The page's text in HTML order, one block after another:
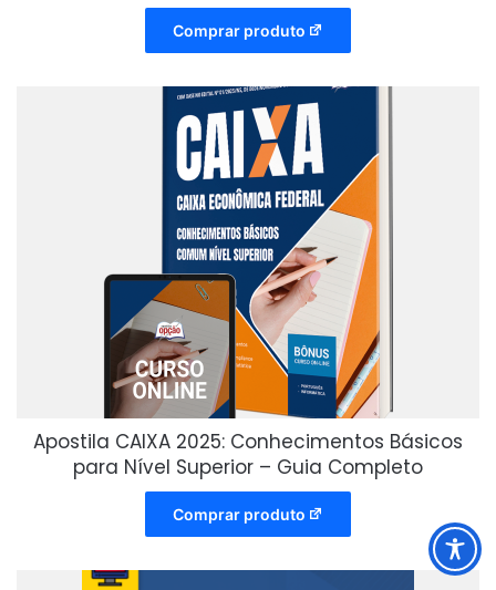
Comprar produto
Apostila CAIXA 2025: Conhecimentos Básicos
para Nível Superior – Guia Completo
Comprar produto